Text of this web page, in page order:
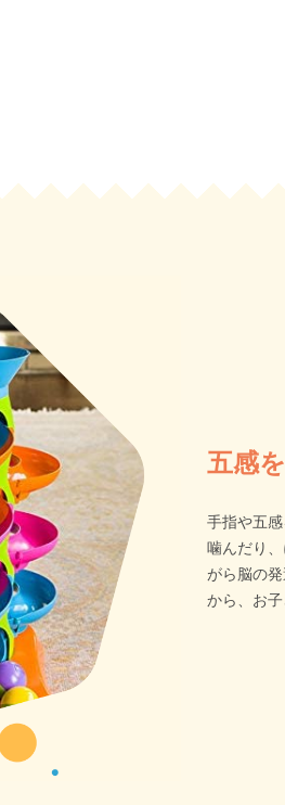
五感
手指や五
噛んだり
がら脳の
から、お